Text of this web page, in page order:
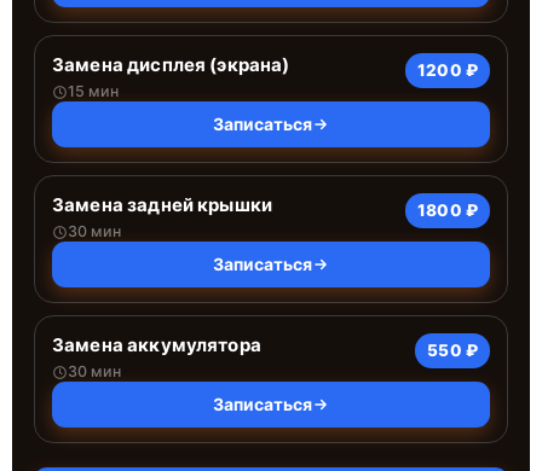
Замена дисплея (экрана)
15 мин
1200 ₽
Записаться
Замена задней крышки
30 мин
1800 ₽
Записаться
Замена аккумулятора
30 мин
550 ₽
Записаться